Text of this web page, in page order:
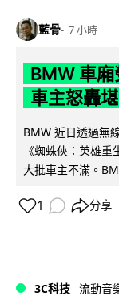
藍骨 7 小時
BMW 車
車主怒轟
BMW 近日透過無
《蜘蛛俠：英雄
大批車主不滿。
1 分享
3C科技 流動音